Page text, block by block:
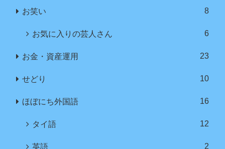
お笑い 8
お気に入りの芸人さん 6
お金・資産運用 23
せどり 10
ほぼにち外国語 16
タイ語 12
英語 2